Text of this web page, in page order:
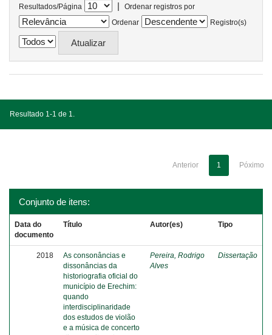
Resultados/Página |
Ordenar registros por
Ordenar
Registro(s)
Resultado 1-1 de 1.
Anterior 1 Póximo
Conjunto de itens:
Data do
documento
Título Autor(es) Tipo
2018
As consonâncias e
dissonâncias da
historiografia oficial do
município de Erechim:
quando
interdisciplinaridade
dos estudos de violão
e a música de concerto
Pereira, Rodrigo
Alves
Dissertação